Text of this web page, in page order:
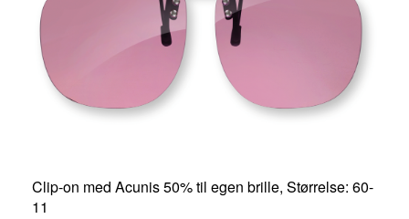
Clip-on med Acunis 50% til egen brille, Størrelse: 60-
11